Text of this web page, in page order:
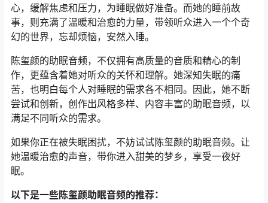
心，缓解焦虑和压力，为睡眠做好准备。而她的睡前故
事，则充满了温暖和治愈的力量，带领听众进入一个个奇
幻的世界，忘却烦恼，安然入睡。
陈玺颜的助眠音频，不仅拥有高质量的音质和精心的制
作，更蕴含着她对听众的关怀和理解。她深知失眠的痛
苦，也明白每个人对睡眠的需求各不相同。因此，她不断
尝试和创新，创作出风格多样、内容丰富的助眠音频，以
满足不同听众的需求。
如果你正在被失眠困扰，不妨试试陈玺颜的助眠音频。让
她温暖治愈的声音，带你进入甜美的梦乡，享受一夜好
眠。
以下是一些陈玺颜助眠音频的推荐：